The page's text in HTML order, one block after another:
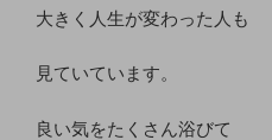
大きく人生が変わった人も
見ていています。
良い気をたくさん浴びて